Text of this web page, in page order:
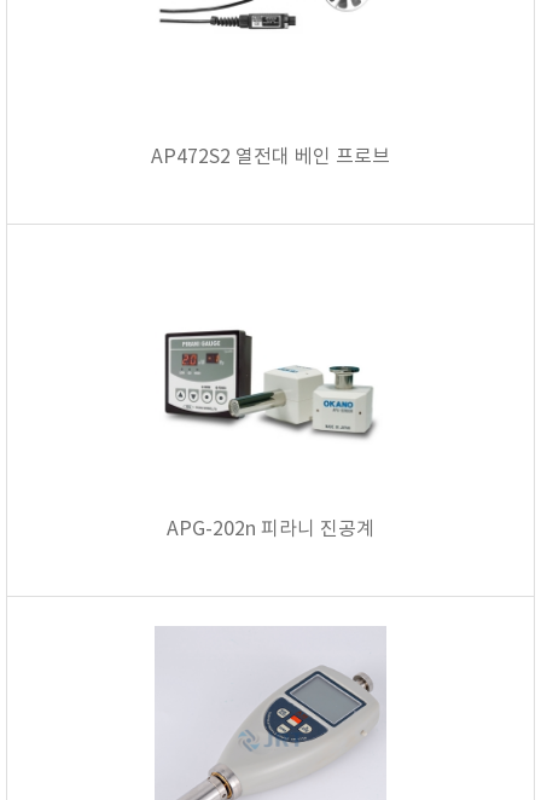
AP472S2 열전대 베인 프로브
APG-202n 피라니 진공계